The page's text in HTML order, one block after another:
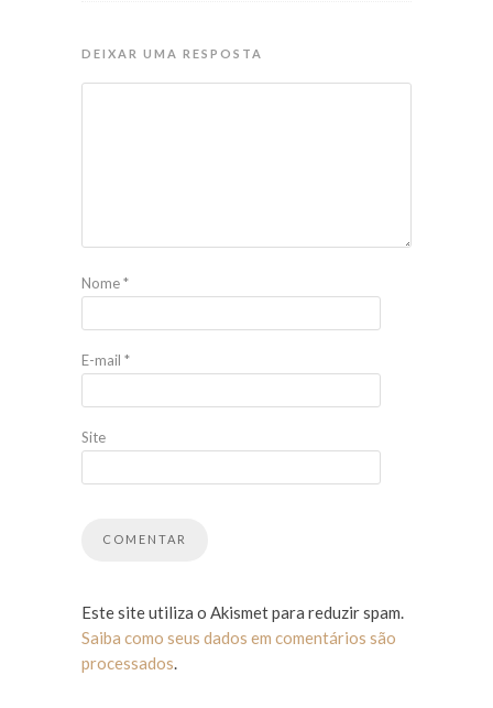
DEIXAR UMA RESPOSTA
Nome*
E-mail *
Site
Este site utiliza o Akismet para reduzir spam.
Saiba como seus dados em comentários são
processados.